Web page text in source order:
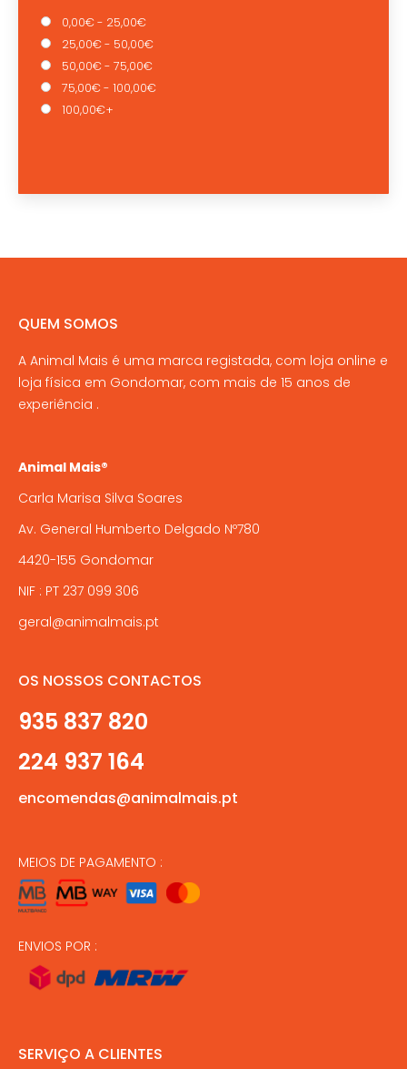
0,00€ - 25,00€
25,00€ - 50,00€
50,00€ - 75,00€
75,00€ - 100,00€
100,00€+
QUEM SOMOS
A Animal Mais é uma marca registada, com loja online e
loja física em Gondomar, com mais de 15 anos de
experiência .
Animal Mais®
Carla Marisa Silva Soares
Av. General Humberto Delgado Nº780
4420-155 Gondomar
NIF : PT 237 099 306
geral@animalmais.pt
OS NOSSOS CONTACTOS
935 837 820
224 937 164
encomendas@animalmais.pt
MEIOS DE PAGAMENTO :
ENVIOS POR :
SERVIÇO A CLIENTES